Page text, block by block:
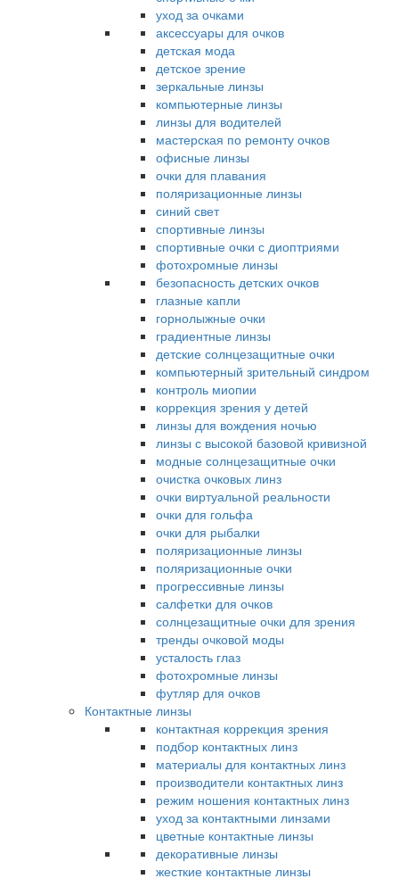
уход за очками
аксессуары для очков
детская мода
детское зрение
зеркальные линзы
компьютерные линзы
линзы для водителей
мастерская по ремонту очков
офисные линзы
очки для плавания
поляризационные линзы
синий свет
спортивные линзы
спортивные очки с диоптриями
фотохромные линзы
безопасность детских очков
глазные капли
горнолыжные очки
градиентные линзы
детские солнцезащитные очки
компьютерный зрительный синдром
контроль миопии
коррекция зрения у детей
линзы для вождения ночью
линзы с высокой базовой кривизной
модные солнцезащитные очки
очистка очковых линз
очки виртуальной реальности
очки для гольфа
очки для рыбалки
поляризационные линзы
поляризационные очки
прогрессивные линзы
салфетки для очков
солнцезащитные очки для зрения
тренды очковой моды
усталость глаз
фотохромные линзы
футляр для очков
Контактные линзы
контактная коррекция зрения
подбор контактных линз
материалы для контактных линз
производители контактных линз
режим ношения контактных линз
уход за контактными линзами
цветные контактные линзы
декоративные линзы
жесткие контактные линзы